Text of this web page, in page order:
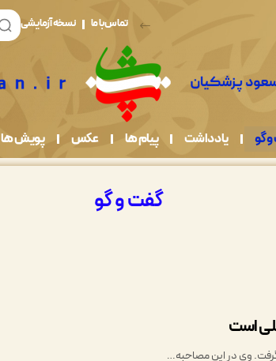
تماس با ما نسخه آزمایشی
گو یادداشت پیام ها عکس پویش ها
گفت و گو
است
گرفت. وی در این مصاحبه…